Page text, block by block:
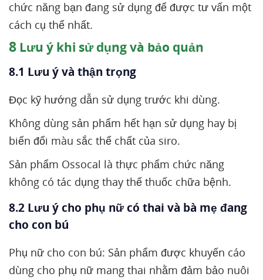
chức năng bạn đang sử dụng để được tư vấn một
cách cụ thể nhất.
8 Lưu ý khi sử dụng và bảo quản
8.1 Lưu ý và thận trọng
Đọc kỹ hướng dẫn sử dụng trước khi dùng.
Không dùng sản phẩm hết hạn sử dụng hay bị
biến đổi màu sắc thể chất của siro.
Sản phẩm Ossocal là thực phẩm chức năng
không có tác dụng thay thế thuốc chữa bệnh.
8.2 Lưu ý cho phụ nữ có thai và bà mẹ đang
cho con bú
Phụ nữ cho con bú: Sản phẩm được khuyến cáo
dùng cho phụ nữ mang thai nhằm đảm bảo nuôi